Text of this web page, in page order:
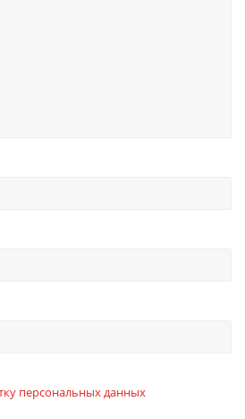
персональных данных